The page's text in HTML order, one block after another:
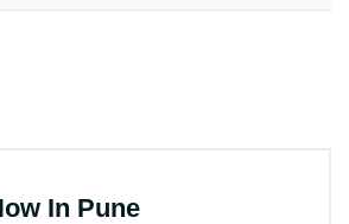
In Pune